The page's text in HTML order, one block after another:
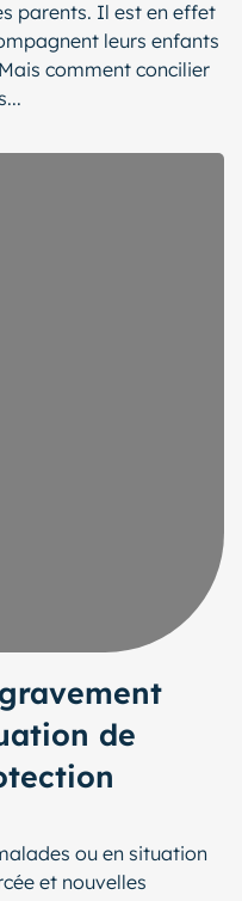
parents. Il est en effet
leurs enfants
comment concilier
de
ou en situation
et nouvelles